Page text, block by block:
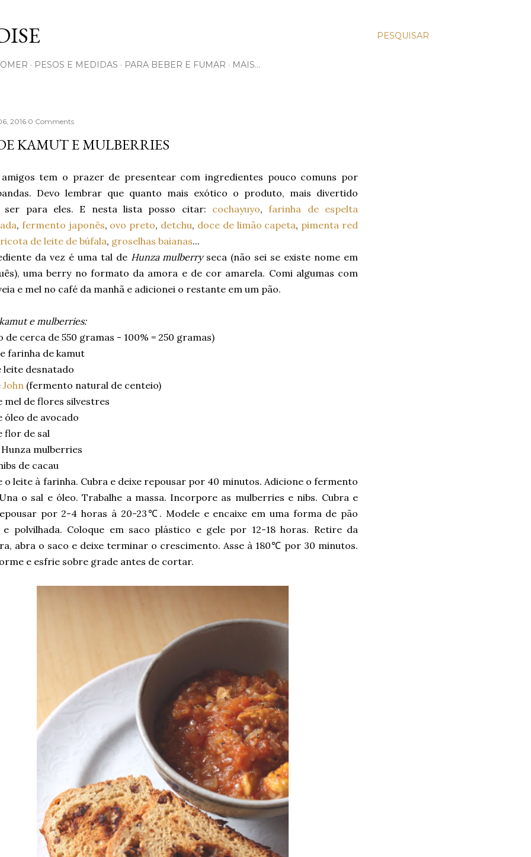
PESQUISAR
PESOS E MEDIDAS PARA BEBER E FUMAR MAIS…
2016 0 Comments
KAMUT E MULBERRIES
amigos tem o prazer de presentear com ingredientes pouco comuns por
Devo lembrar que quanto mais exótico o produto, mais divertido
ser para eles. E nesta lista posso citar: cochayuyo,farinha de espelta
, fermento japonês, ovo preto, detchu, doce de limão capeta, pimenta red
ricota de leite de búfala, groselhas baianas...
da vez é uma tal de Hunza mulberryseca (não sei se existe nome em
uma berry no formato da amora e de cor amarela. Comi algumas com
e mel no café da manhã e adicionei o restante em um pão.
e mulberries:
de cerca de 550 gramas - 100% = 250 gramas)
farinha de kamut
leite desnatado
John (fermento natural de centeio)
mel de flores silvestres
óleo de avocado
flor de sal
Hunza mulberries
de cacau
o leite à farinha. Cubra e deixe repousar por 40 minutos. Adicione o fermento
o sal e óleo. Trabalhe a massa. Incorpore as mulberries e nibs. Cubra e
por 2-4 horas à 20-23℃. Modele e encaixe em uma forma de pão
e polvilhada. Coloque em saco plástico e gele por 12-18 horas. Retire da
abra o saco e deixe terminar o crescimento. Asse à 180℃ por 30 minutos.
e esfrie sobre grade antes de cortar.